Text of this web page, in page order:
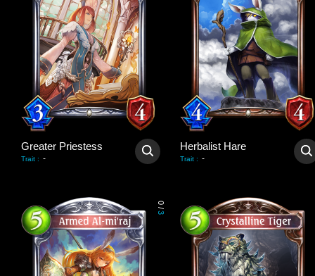
Greater Priestess
Trait : -
Herbalist Hare
Trait : -
0
/
3